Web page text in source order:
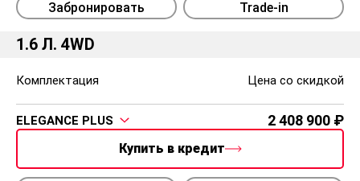
Забронировать Trade-in
1.6 Л. 4WD
Комплектация Цена со скидкой
ELEGANCE PLUS 2 408 900
Купить в кредит